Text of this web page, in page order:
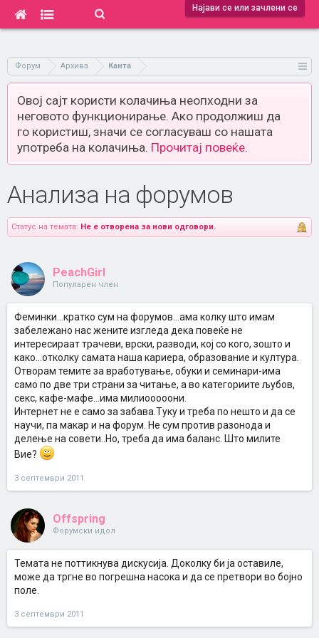
Најави се или зачлени се
Форум Архива Канта
Овој сајт користи колачиња неопходни за
неговото функционирање. Ако продолжиш да
го користиш, значи се согласуваш со нашата
употреба на колачиња. Прочитај повеќе.
Анализа на форумов
Статус на темата: Не е отворена за нови одговори.
PeachGirl
Популарен член
Феминки...кратко сум на форумов...ама колку што имам
забележано нас жените изгледа дека повеќе не
интересираат трачеви, врски, разводи, кој со кого, зошто и
како...отколку самата наша кариера, образование и култура.
Отворам темите за вработување, обуки и семинари-има
само по две три страни за читање, а во категориите љубов,
секс, кафе-мафе...има милиооооони.
Интернет не е само за забава.Туку и треба по нешто и да се
научи, па макар и на форум. Не сум против разонода и
делење на совети..Но, треба да има баланс. Што милите
Вие?
3 септември 2011
Offspring
Форумски идол
Темата не поттикнува дискусија. Доколку би ја оставиле,
може да тргне во погрешна насока и да се претвори во бојно
поле.
3 септември 2011